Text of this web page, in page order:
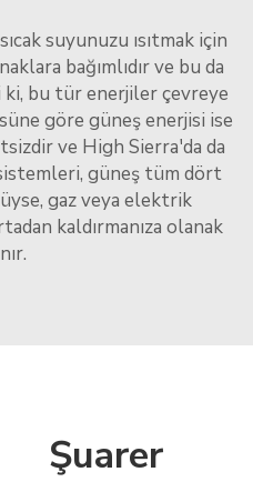
suyunuzu ısıtmak için
bağımlıdır ve bu da
ki, bu tür enerjiler çevreye
göre güneş enerjisi ise
ve High Sierra'da da
sistemleri, güneş tüm dört
gaz veya elektrik
kaldırmanıza olanak
Şuarer